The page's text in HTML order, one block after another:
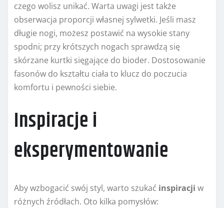
czego wolisz unikać. Warta uwagi jest także
obserwacja proporcji własnej sylwetki. Jeśli masz
długie nogi, możesz postawić na wysokie stany
spodni; przy krótszych nogach sprawdzą się
skórzane kurtki sięgające do bioder. Dostosowanie
fasonów do kształtu ciała to klucz do poczucia
komfortu i pewności siebie.
Inspiracje i
eksperymentowanie
Aby wzbogacić swój styl, warto szukać inspi­racji w
różnych źródłach. Oto kilka pomysłów: